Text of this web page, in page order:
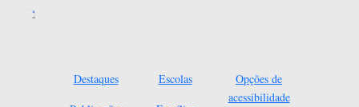
Destaques
Escolas
Opções de
acessibilidade